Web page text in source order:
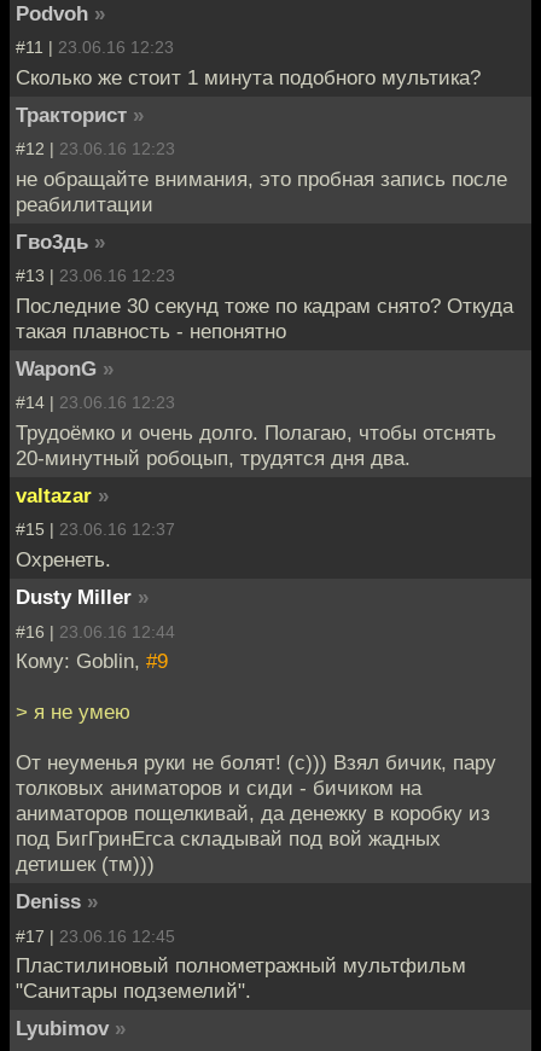
Podvoh »
#11 | 23.06.16 12:23
Сколько же стоит 1 минута подобного мультика?
Тракторист »
#12 | 23.06.16 12:23
не обращайте внимания, это пробная запись после
реабилитации
Гво3дь »
#13 | 23.06.16 12:23
Последние 30 секунд тоже по кадрам снято? Откуда
такая плавность - непонятно
WaponG »
#14 | 23.06.16 12:23
Трудоёмко и очень долго. Полагаю, чтобы отснять
20-минутный робоцып, трудятся дня два.
valtazar »
#15 | 23.06.16 12:37
Охренеть.
Dusty Miller »
#16 | 23.06.16 12:44
Кому: Goblin, #9
> я не умею
От неуменья руки не болят! (с))) Взял бичик, пару
толковых аниматоров и сиди - бичиком на
аниматоров пощелкивай, да денежку в коробку из
под БигГринЕгса складывай под вой жадных
детишек (тм)))
Deniss »
#17 | 23.06.16 12:45
Пластилиновый полнометражный мультфильм
"Санитары подземелий".
Lyubimov »